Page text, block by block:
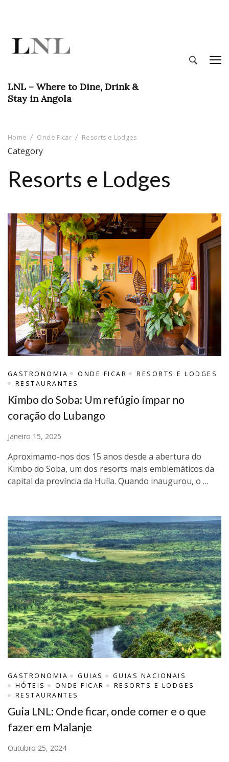
LNL – Where to Dine, Drink &
Stay in Angola
Home Onde Ficar Resorts e Lodges
Category
Resorts e Lodges
GASTRONOMIA ONDE FICAR
RESORTS E LODGES
RESTAURANTES
Kimbo do Soba: Um refúgio ímpar no
coração do Lubango
Janeiro 15, 2025
Aproximamo-nos dos 15 anos desde a abertura do
Kimbo do Soba, um dos resorts mais emblemáticos da
capital da província da Huíla. Quando inaugurou, o …
GASTRONOMIA GUIAS
GUIAS NACIONAIS
HÓTEIS
ONDE FICAR
RESORTS E LODGES
RESTAURANTES
Guia LNL: Onde ficar, onde comer e o que
fazer em Malanje
Outubro 25, 2024